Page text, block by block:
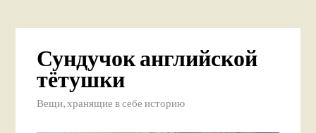
Сундучок английской
тётушки
Вещи, хранящие в себе историю